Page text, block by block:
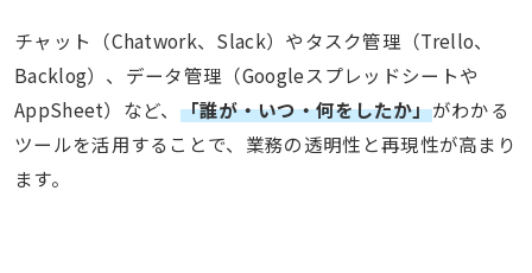
チャット（Chatwork、Slack）やタスク管理（Trello、
Backlog）、データ管理（Googleスプレッドシートや
AppSheet）など、 「誰が・いつ・何をしたか」がわかる
ツールを活用することで、業務の透明性と再現性が高まり
ます。